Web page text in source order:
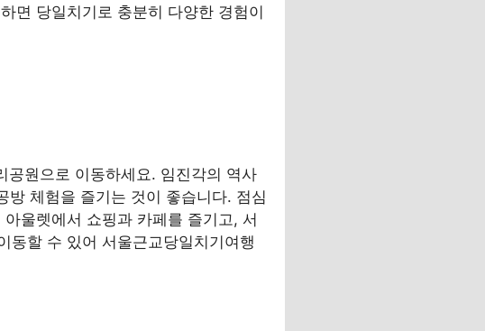
면 당일치기로 충분히 다양한 경험이
공원으로 이동하세요. 임진각의 역사
체험을 즐기는 것이 좋습니다. 점심
울렛에서 쇼핑과 카페를 즐기고, 서
동할 수 있어 서울근교당일치기여행